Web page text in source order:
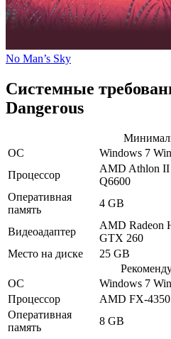
No Man’s Sky
Системные
Dangerous
ОС
Windows 7
Процессор
AMD Athlon II
Q6600
Оперативная
память
4 GB
Видеоадаптер
AMD Radeon
GTX 260
Место на диске
25 GB
ОС
Windows 7
Процессор
AMD FX-4350
Оперативная
память
8 GB